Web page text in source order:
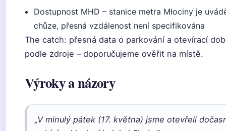
Dostupnost MHD – stanice metra Młociny je
chůze, přesná vzdálenost není specifikována
The catch: přesná data o parkování a otevírací
podle zdroje – doporučujeme ověřit na místě.
Výroky a názory
„V minulý pátek (17. května) jsme otevřeli